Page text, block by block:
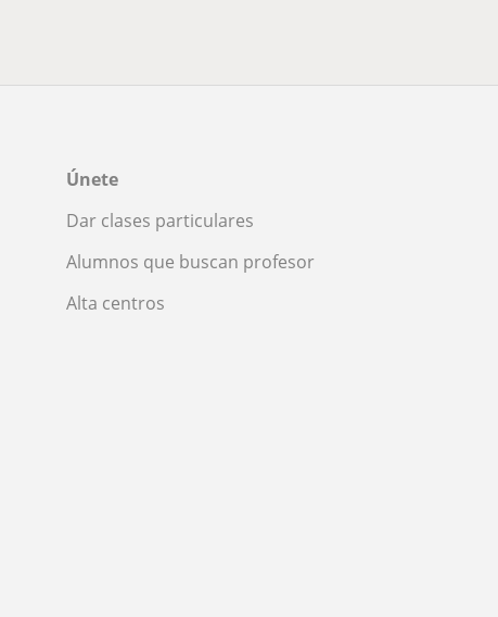
Únete
Dar clases particulares
Alumnos que buscan profesor
Alta centros